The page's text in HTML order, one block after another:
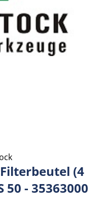
Filterbeutel (4
50 - 35363000